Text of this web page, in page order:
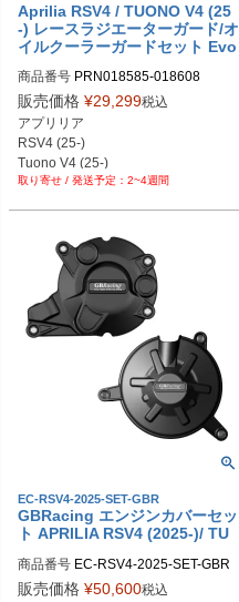
Aprilia RSV4 / TUONO V4 (25
-) レースラジエーターガード/オ
イルクーラーガードセット Evo
商品番号 PRN018585-018608
PRN018585-018608-01
PRN018585-018608-02
PRN018585-018608-03
PRN018585-018608-04
販売価格 ¥29,299税込
アプリリア
RSV4 (25-)
Tuono V4 (25-)
2~4週間
EC-RSV4-2025-SET-GBR
GBRacing エンジンカバーセッ
ト APRILIA RSV4 (2025-)/ TU
商品番号 EC-RSV4-2025-SET-GBR
gbr_EC-RSV4-2025-SET-GBR
販売価格 ¥50,600税込